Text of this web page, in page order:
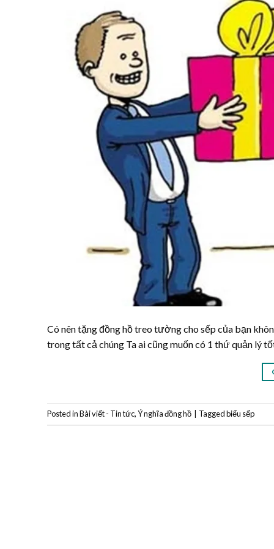
Có nên tặng đồng hồ treo tường cho sếp của bạn
trong tất cả chúng Ta ai cũng muốn có 1 thứ quản lý
Posted inBài viết - Tin tức,Ý nghĩa đồng hồ Taggedbiếu sếp